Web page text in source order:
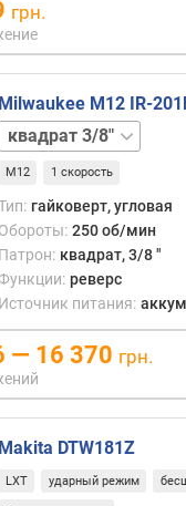
Ач
отсутствует акк.
отсутствует,
без
сумки
акк.
без
сумки,
головка
грн.
Milwaukee M12 IR-
квадрат
4"
M12 1 скорость
гайковерт, угловая
Обороты: 250 об/мин
Патрон: квадрат, 3/8 "
реверс
Источник питания:
— 16 370 грн.
Makita DTW181Z
LXT ударный режим